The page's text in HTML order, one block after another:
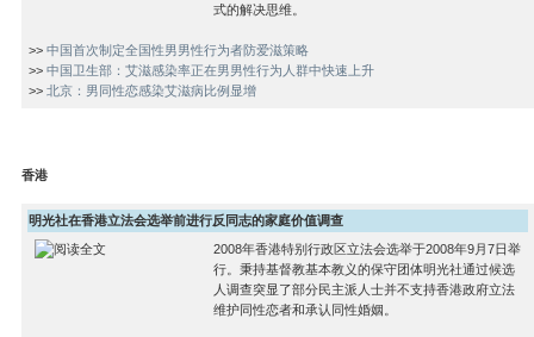
式的解决思维。
>> 中国首次制定全国性男男性行为者防爱滋策略
>> 中国卫生部：艾滋感染率正在男男性行为人群中快速上升
>> 北京：男同性恋感染艾滋病比例显增
香港
明光社在香港立法会选举前进行反同志的家庭价值调查
2008年香港特别行政区立法会选举于2008年9月7日举
行。秉持基督教基本教义的保守团体明光社通过候选
人调查突显了部分民主派人士并不支持香港政府立法
维护同性恋者和承认同性婚姻。